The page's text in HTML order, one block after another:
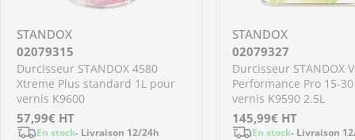
STANDOX
02079315
Durcisseur STANDOX 4580
Xtreme Plus standard 1L pour
vernis K9600
Prix
57,99€ HT
En stock- Livraison 12/24h
STANDOX
02079327
Durcisseur STANDOX
Performance Pro 15-
vernis K9590 2.5L
Prix
145,99€ HT
En stock- Livraison